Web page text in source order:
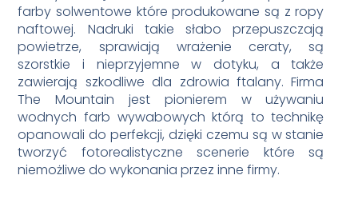
farby solwentowe które produkowane są z ropy
naftowej. Nadruki takie słabo przepuszczają
powietrze, sprawiają wrażenie ceraty, są
szorstkie i nieprzyjemne w dotyku, a także
zawierają szkodliwe dla zdrowia ftalany. Firma
The Mountain jest pionierem w używaniu
wodnych farb wywabowych którą to technikę
opanowali do perfekcji, dzięki czemu są w stanie
tworzyć fotorealistyczne scenerie które są
niemożliwe do wykonania przez inne firmy.